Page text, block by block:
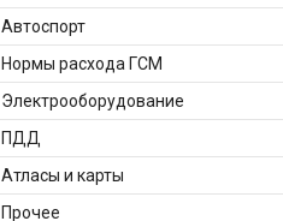
Автоспорт
Нормы расхода ГСМ
Электрооборудование
ПДД
Атласы и карты
Прочее